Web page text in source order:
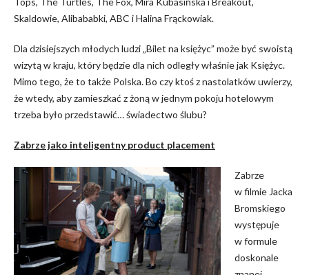
Skaldowie, Alibababki, ABC i Halina Frąckowiak.
Dla dzisiejszych młodych ludzi „Bilet na księżyc” może być swoistą
wizytą w kraju, który będzie dla nich odległy właśnie jak Księżyc.
Mimo tego, że to także Polska. Bo czy ktoś z nastolatków uwierzy,
że wtedy, aby zamieszkać z żoną w jednym pokoju hotelowym
trzeba było przedstawić… świadectwo ślubu?
Zabrze jako inteligentny product placement
Zabrze
w filmie Jacka
Bromskiego
występuje
w formule
doskonale